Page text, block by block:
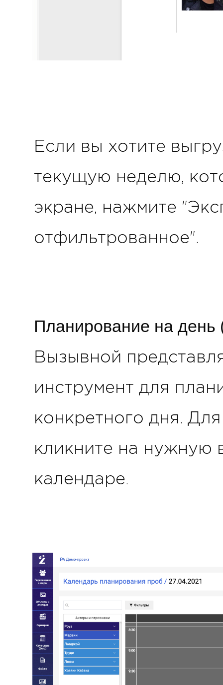
Если вы хотите
текущую неделю,
экране, нажмите
отфильтрованное".
Планирование на день
Вызывной
инструмент для
конкретного дня.
кликните на нужную
календаре.